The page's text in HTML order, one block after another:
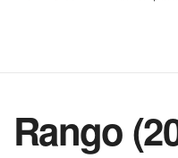
Rango